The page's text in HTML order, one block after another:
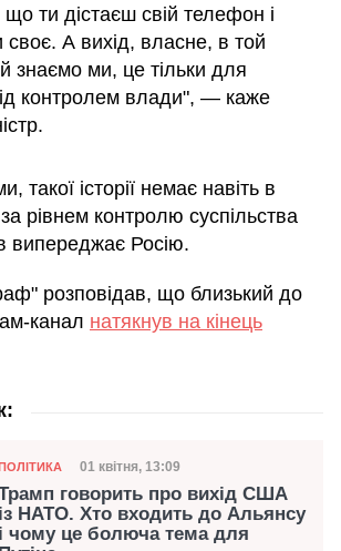
ти дістаєш свій телефон і
своє. А вихід, власне, в той
знаємо ми, це тільки для
контролем влади", — каже
такої історії немає навіть в
рівнем контролю суспільства
випереджає Росію.
розповідав, що близький до
канал натякнув на кінець
Дата публікації
01 квітня, 13:09
говорить про вихід США
із НАТО. Хто входить до Альянсу
і чому це болюча тема для